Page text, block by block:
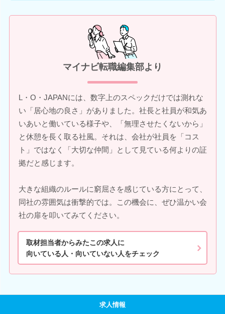
マイナビ転職編集部より
L・O・JAPANには、数字上のスペックだけでは測れな
い「居心地の良さ」がありました。社長と社員が和気あ
いあいと働いている様子や、「無理させたくないから」
と休憩を長く取る社風。それは、会社が社員を「コス
ト」ではなく「大切な仲間」として見ている何よりの証
拠だと感じます。
大きな組織のルールに窮屈さを感じている方にとって、
同社の雰囲気は衝撃的では。この機会に、ぜひ温かい会
社の扉を叩いてみてください。
取材担当者からみたこの求人に
向いている人・向いていない人をチェック
求人情報